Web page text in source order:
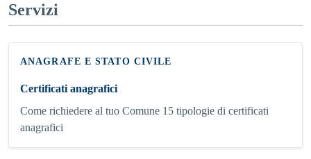
Servizi
ANAGRAFE E STATO CIVILE
Certificati anagrafici
Come richiedere al tuo Comune 15 tipologie di certificati
anagrafici